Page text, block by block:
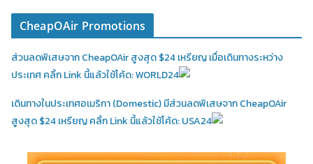
CheapOAir Promotions
ส่วนลดพิเสษจาก CheapOAir สูงสุด $24 เหรียญ เมื่อเดินทางระหว่าง
ประเทศ คลิ้ก Link นี้แล้วใช้โค้ด: WORLD24
เดินทางในประเทศอเมริกา (Domestic)มีส่วนลดพิเสษจาก CheapOAir
สูงสุด $24 เหรียญ คลิ้ก Link นี้แล้วใช้โค้ด: USA24